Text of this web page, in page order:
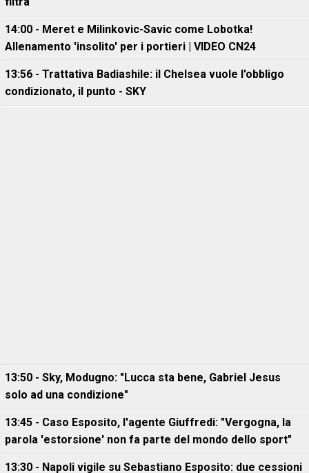
14:00 - Meret e Milinkovic-Savic come Lobotka!
Allenamento 'insolito' per i portieri | VIDEO CN24
13:56 - Trattativa Badiashile: il Chelsea vuole l'obbligo
condizionato, il punto - SKY
13:50 - Sky, Modugno: "Lucca sta bene, Gabriel Jesus
solo ad una condizione"
13:45 - Caso Esposito, l'agente Giuffredi: "Vergogna, la
parola 'estorsione' non fa parte del mondo dello sport"
13:30 - Napoli vigile su Sebastiano Esposito: due cessioni